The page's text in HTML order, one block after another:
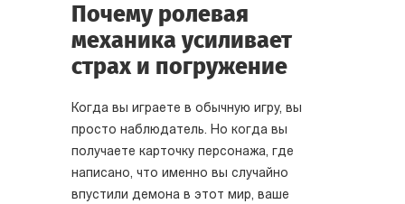
Почему ролевая
механика усиливает
страх и погружение
Когда вы играете в обычную игру, вы
просто наблюдатель. Но когда вы
получаете карточку персонажа, где
написано, что именно вы случайно
впустили демона в этот мир, ваше